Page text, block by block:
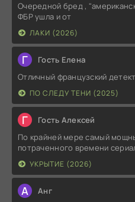
Очередной бред ,
ФБР ушла и от
ЛАКИ (2026)
Г Гость Елена
Отличный французский
ПО СЛЕДУ ТЕНИ (2025)
Г Гость Алексей
По крайней мере самый
потраченного времени
УКРЫТИЕ (2026)
А Анг